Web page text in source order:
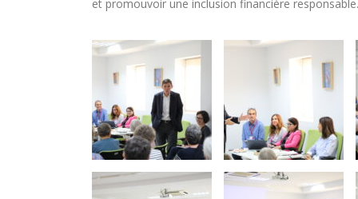
et promouvoir une inclusion financière responsable.